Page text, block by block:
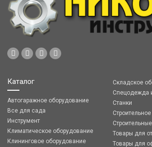
Каталог
Автогаражное оборудование
Все для сада
Инструмент
Климатическое оборудование
Клининговое оборудование
Складское
Спецодежда
Станки
Товары для
Товары для